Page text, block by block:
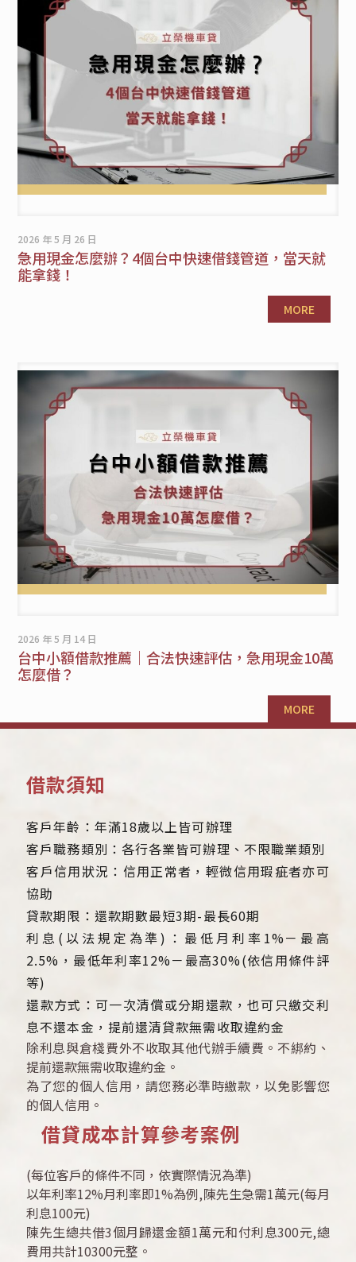
2026 年 5 月 26 日
急用現金怎麼辦？4個台中快速借錢管道，當天就
能拿錢！
MORE
2026 年 5 月 14 日
台中小額借款推薦｜合法快速評估，急用現金10萬
怎麼借？
MORE
借款須知
客戶年齡：年滿18歲以上皆可辦理
客戶職務類別：各行各業皆可辦理、不限職業類別
客戶信用狀況：信用正常者，輕微信用瑕疵者亦可
協助
貸款期限：還款期數最短3期-最長60期
利息(以法規定為準)：最低月利率1%－最高
2.5%，最低年利率12%－最高30%(依信用條件評
等)
還款方式：可一次清償或分期還款，也可只繳交利
息不還本金，提前還清貸款無需收取違約金
除利息與倉棧費外不收取其他代辦手續費。不綁約、
提前還款無需收取違約金。
為了您的個人信用，請您務必準時繳款，以免影響您
的個人信用。
借貸成本計算參考案例
(每位客戶的條件不同，依實際情況為準)
以年利率12%月利率即1%為例,陳先生急需1萬元(每月
利息100元)
陳先生總共借3個月歸還金額1萬元和付利息300元,總
費用共計10300元整。